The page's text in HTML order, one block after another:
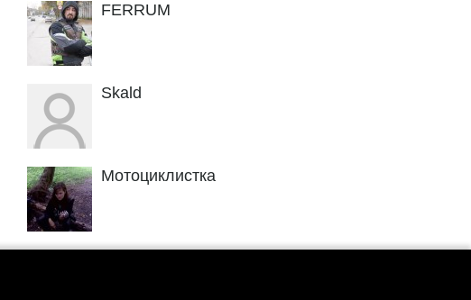
FERRUM
Skald
Мотоциклистка